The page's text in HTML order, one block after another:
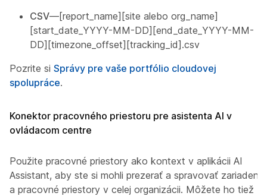
CSV—[report_name][site alebo org_name]
[start_date_YYYY-MM-DD][end_date_YYYY-MM-
DD][timezone_offset][tracking_id].csv
Pozrite si Správy pre vaše portfólio cloudovej
spolupráce.
Konektor pracovného priestoru pre asistenta AI v
ovládacom centre
Použite pracovné priestory ako kontext v aplikácii AI
Assistant, aby ste si mohli prezerať a spravovať zariadenia
a pracovné priestory v celej organizácii. Môžete ho tiež